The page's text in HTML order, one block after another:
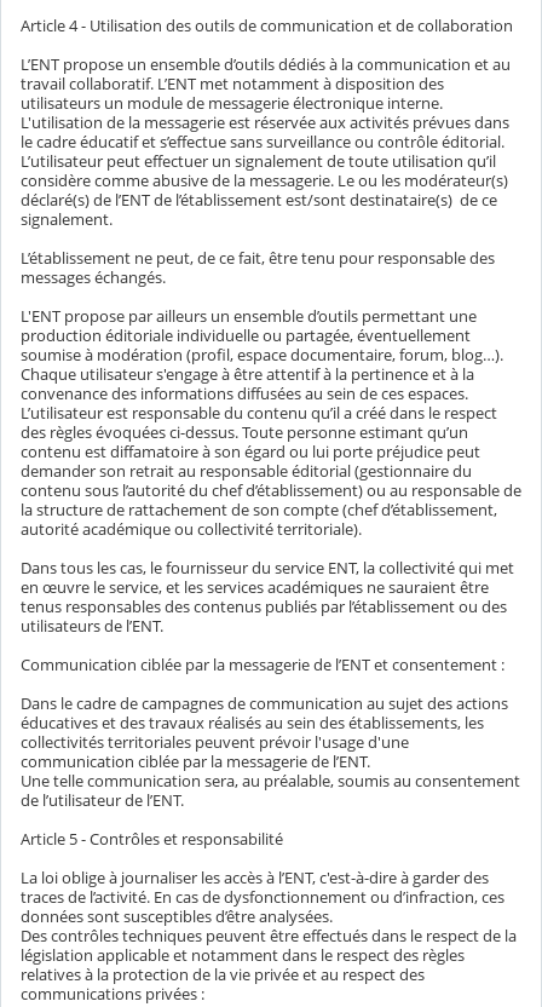
Article 4 - Utilisation des outils de communication et de collaboration
L’ENT propose un ensemble d’outils dédiés à la communication et au
travail collaboratif. L’ENT met notamment à disposition des
utilisateurs un module de messagerie électronique interne.
L'utilisation de la messagerie est réservée aux activités prévues dans
le cadre éducatif et s’effectue sans surveillance ou contrôle éditorial.
L’utilisateur peut effectuer un signalement de toute utilisation qu’il
considère comme abusive de la messagerie. Le ou les modérateur(s)
déclaré(s) de l’ENT de l’établissement est/sont destinataire(s) de ce
signalement.
L’établissement ne peut, de ce fait, être tenu pour responsable des
messages échangés.
L'ENT propose par ailleurs un ensemble d’outils permettant une
production éditoriale individuelle ou partagée, éventuellement
soumise à modération (profil, espace documentaire, forum, blog…).
Chaque utilisateur s'engage à être attentif à la pertinence et à la
convenance des informations diffusées au sein de ces espaces.
L’utilisateur est responsable du contenu qu’il a créé dans le respect
des règles évoquées ci-dessus. Toute personne estimant qu’un
contenu est diffamatoire à son égard ou lui porte préjudice peut
demander son retrait au responsable éditorial (gestionnaire du
contenu sous l’autorité du chef d’établissement) ou au responsable de
la structure de rattachement de son compte (chef d’établissement,
autorité académique ou collectivité territoriale).
Dans tous les cas, le fournisseur du service ENT, la collectivité qui met
en œuvre le service, et les services académiques ne sauraient être
tenus responsables des contenus publiés par l’établissement ou des
utilisateurs de l’ENT.
Communication ciblée par la messagerie de l’ENT et consentement :
Dans le cadre de campagnes de communication au sujet des actions
éducatives et des travaux réalisés au sein des établissements, les
collectivités territoriales peuvent prévoir l'usage d'une
communication ciblée par la messagerie de l’ENT.
Une telle communication sera, au préalable, soumis au consentement
de l’utilisateur de l’ENT.
Article 5 - Contrôles et responsabilité
La loi oblige à journaliser les accès à l’ENT, c'est-à-dire à garder des
traces de l’activité. En cas de dysfonctionnement ou d’infraction, ces
données sont susceptibles d’être analysées.
Des contrôles techniques peuvent être effectués dans le respect de la
législation applicable et notamment dans le respect des règles
relatives à la protection de la vie privée et au respect des
communications privées :